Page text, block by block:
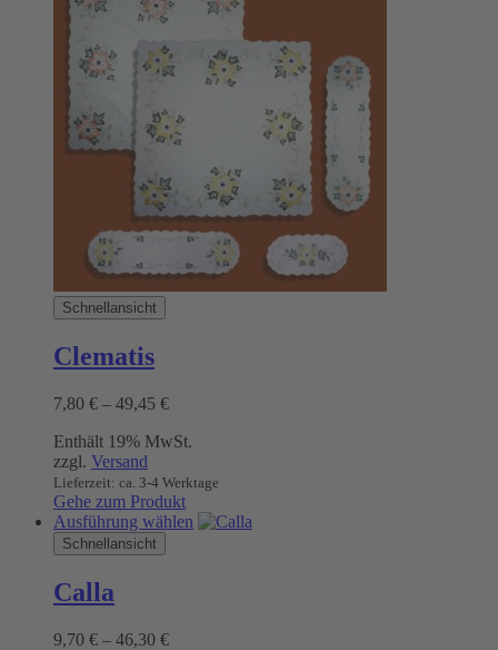
mehrere
Varianten
Die
Optionen
Produktseite
gewählt
werden
Schnellansicht
Clematis
7,80 € – 49,45 €Preisspanne:
bis
Enthält 19% MwSt.
zzgl. Versand
Lieferzeit: ca. 3-4 Werktage
Gehe zum Produkt
Ausführung wählen Dieses
Schnellansicht
Calla
9,70 € – 46,30 €Preisspanne: